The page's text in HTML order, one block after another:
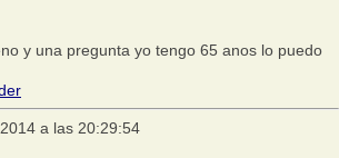
y una pregunta yo tengo 65 anos lo puedo
a las 20:29:54